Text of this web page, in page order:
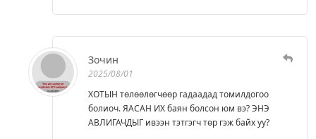
Зочин
2025/08/01
ХОТЫН төлөөлөгчөөр гадаадад томилдогоо
болиоч. ЯАСАН ИХ баян болсон юм вэ? ЭНЭ
АВЛИГАЧДЫГ ивээн тэтгэгч төр гэж байх уу?